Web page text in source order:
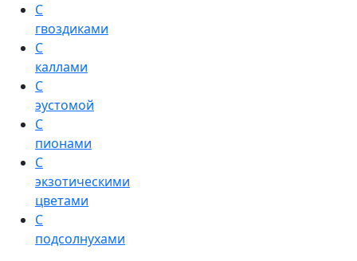
С
гвоздиками
С
каллами
С
эустомой
С
пионами
С
экзотическими
цветами
С
подсолнухами